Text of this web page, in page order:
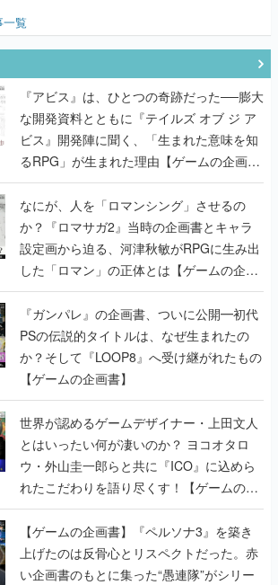
覧
『アビス』は、ひとつの奇跡だった──膨大
な開発資料とともに『テイルズ オブ ジ ア
ビス』開発陣に聞く、「生まれた意味を知
るRPG」が生まれた理由【ゲームの企画
書】
なにが、人を「ロマンシング」させるの
か？『ロマサガ2』当時の企画書とキャラ
設定画から迫る、河津秋敏がRPGに生み出
した「ロマン」の正体とは【ゲームの企画
書】
『ガンパレ』の企画書、ついに公開━初代
PSの伝説的タイトルは、なぜ生まれたの
か？そして『LOOP8』へ受け継がれたもの
【ゲームの企画書】
世界が認めるゲームデザイナー・上田文人
とはいったい何が凄いのか？ ヨコオタロ
ウ・外山圭一郎らと共に『ICO』に込めら
れたこだわりを語り尽くす！【ゲームの企
画書】
【ゲームの企画書】『ペルソナ3』を築き
上げたのは反骨心とリスペクトだった。赤
い企画書のもとに集った“愚連隊”がシリー